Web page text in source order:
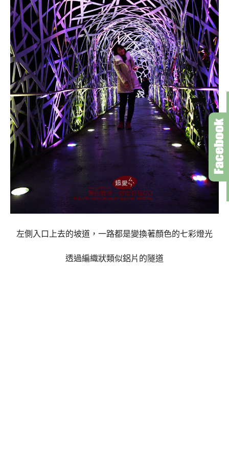
左側入口上去的坡道，一路都是變換著顏色的七彩燈光
透過編織狀類似鋁片的隧道